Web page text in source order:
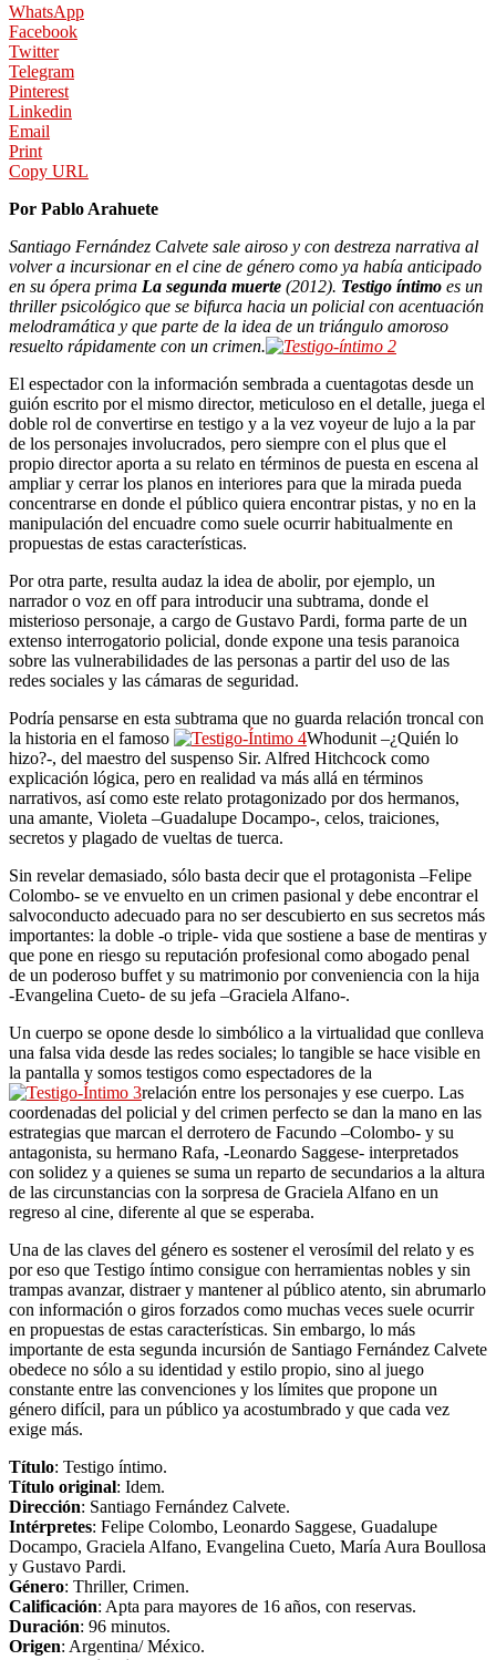
WhatsApp
Facebook
Twitter
Telegram
Pinterest
Linkedin
Email
Print
Copy URL
Por Pablo Arahuete
Santiago Fernández Calvete sale airoso y con destreza narrativa al
volver a incursionar en el cine de género como ya había anticipado
en su ópera prima La segunda muerte (2012). Testigo íntimo es un
thriller psicológico que se bifurca hacia un policial con acentuación
melodramática y que parte de la idea de un triángulo amoroso
resuelto rápidamente con un crimen.
El espectador con la información sembrada a cuentagotas desde un
guión escrito por el mismo director, meticuloso en el detalle, juega el
doble rol de convertirse en testigo y a la vez voyeur de lujo a la par
de los personajes involucrados, pero siempre con el plus que el
propio director aporta a su relato en términos de puesta en escena al
ampliar y cerrar los planos en interiores para que la mirada pueda
concentrarse en donde el público quiera encontrar pistas, y no en la
manipulación del encuadre como suele ocurrir habitualmente en
propuestas de estas características.
Por otra parte, resulta audaz la idea de abolir, por ejemplo, un
narrador o voz en off para introducir una subtrama, donde el
misterioso personaje, a cargo de Gustavo Pardi, forma parte de un
extenso interrogatorio policial, donde expone una tesis paranoica
sobre las vulnerabilidades de las personas a partir del uso de las
redes sociales y las cámaras de seguridad.
Podría pensarse en esta subtrama que no guarda relación troncal con
la historia en el famoso
Whodunit –¿Quién lo
hizo?-, del maestro del suspenso Sir. Alfred Hitchcock como
explicación lógica, pero en realidad va más allá en términos
narrativos, así como este relato protagonizado por dos hermanos,
una amante, Violeta –Guadalupe Docampo-, celos, traiciones,
secretos y plagado de vueltas de tuerca.
Sin revelar demasiado, sólo basta decir que el protagonista –Felipe
Colombo- se ve envuelto en un crimen pasional y debe encontrar el
salvoconducto adecuado para no ser descubierto en sus secretos más
importantes: la doble -o triple- vida que sostiene a base de mentiras y
que pone en riesgo su reputación profesional como abogado penal
de un poderoso buffet y su matrimonio por conveniencia con la hija
-Evangelina Cueto- de su jefa –Graciela Alfano-.
Un cuerpo se opone desde lo simbólico a la virtualidad que conlleva
una falsa vida desde las redes sociales; lo tangible se hace visible en
la pantalla y somos testigos como espectadores de la
relación entre los personajes y ese cuerpo. Las
coordenadas del policial y del crimen perfecto se dan la mano en las
estrategias que marcan el derrotero de Facundo –Colombo- y su
antagonista, su hermano Rafa, -Leonardo Saggese- interpretados
con solidez y a quienes se suma un reparto de secundarios a la altura
de las circunstancias con la sorpresa de Graciela Alfano en un
regreso al cine, diferente al que se esperaba.
Una de las claves del género es sostener el verosímil del relato y es
por eso que Testigo íntimo consigue con herramientas nobles y sin
trampas avanzar, distraer y mantener al público atento, sin abrumarlo
con información o giros forzados como muchas veces suele ocurrir
en propuestas de estas características. Sin embargo, lo más
importante de esta segunda incursión de Santiago Fernández Calvete
obedece no sólo a su identidad y estilo propio, sino al juego
constante entre las convenciones y los límites que propone un
género difícil, para un público ya acostumbrado y que cada vez
exige más.
Título: Testigo íntimo.
Título original: Idem.
Dirección: Santiago Fernández Calvete.
Intérpretes: Felipe Colombo, Leonardo Saggese, Guadalupe
Docampo, Graciela Alfano, Evangelina Cueto, María Aura Boullosa
y Gustavo Pardi.
Género: Thriller, Crimen.
Calificación: Apta para mayores de 16 años, con reservas.
Duración: 96 minutos.
Origen: Argentina/ México.